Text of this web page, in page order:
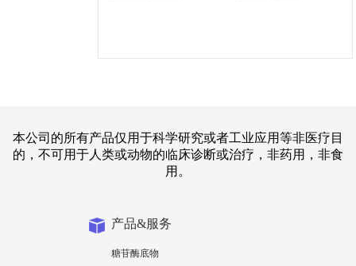
本公司的所有产品仅用于科学研究或者工业应用等非医疗目
的，不可用于人类或动物的临床诊断或治疗，非药用，非食
用。
产品&服务
糖苷酶底物